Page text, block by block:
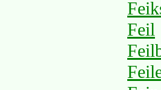
Feil